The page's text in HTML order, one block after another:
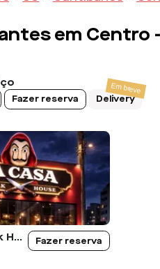
em Centro -
Fazer reserva Delivery
La casa Steak House Fazer reserva